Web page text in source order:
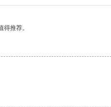
推荐。